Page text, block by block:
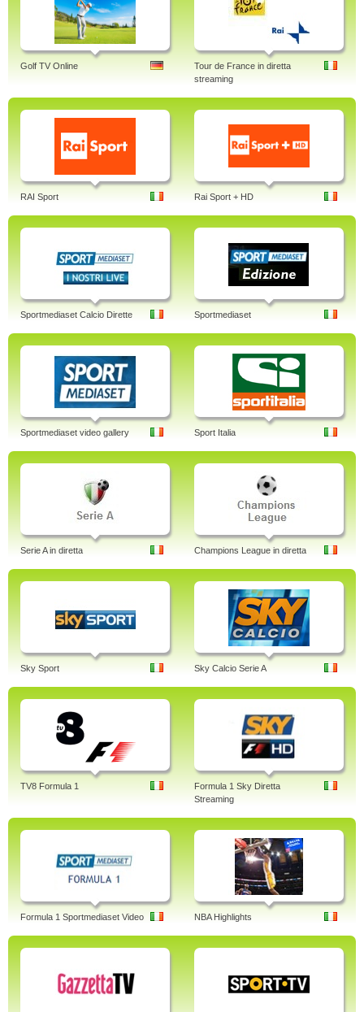
Golf TV Online
Tour de France in diretta
streaming
RAI Sport Rai Sport + HD
Sportmediaset Calcio Dirette Sportmediaset
Sportmediaset video gallery Sport Italia
Serie A in diretta Champions League in diretta
Sky Sport Sky Calcio Serie A
TV8 Formula 1
Formula 1 Sky Diretta
Streaming
Formula 1 Sportmediaset Video NBA Highlights